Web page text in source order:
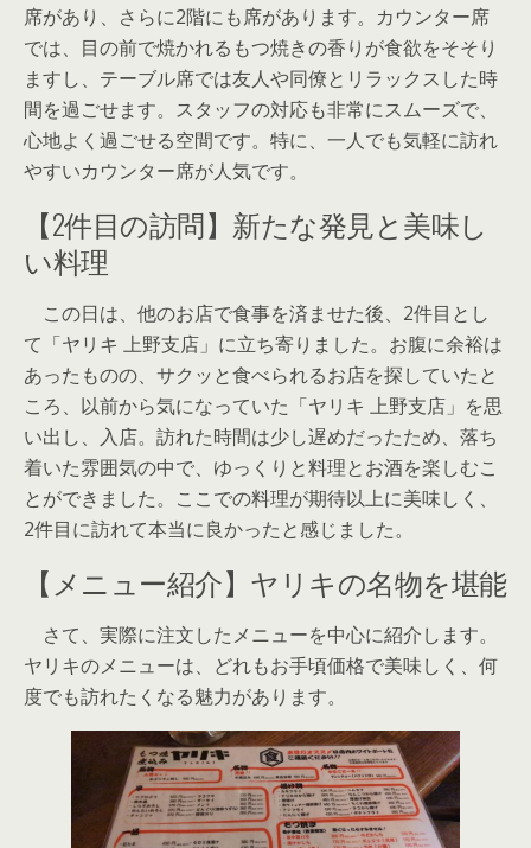
席があり、さらに2階にも席があります。カウンター席
では、目の前で焼かれるもつ焼きの香りが食欲をそそり
ますし、テーブル席では友人や同僚とリラックスした時
間を過ごせます。スタッフの対応も非常にスムーズで、
心地よく過ごせる空間です。特に、一人でも気軽に訪れ
やすいカウンター席が人気です。
【2件目の訪問】新たな発見と美味し
い料理
この日は、他のお店で食事を済ませた後、2件目とし
て「ヤリキ 上野支店」に立ち寄りました。お腹に余裕は
あったものの、サクッと食べられるお店を探していたと
ころ、以前から気になっていた「ヤリキ 上野支店」を思
い出し、入店。訪れた時間は少し遅めだったため、落ち
着いた雰囲気の中で、ゆっくりと料理とお酒を楽しむこ
とができました。ここでの料理が期待以上に美味しく、
2件目に訪れて本当に良かったと感じました。
【メニュー紹介】ヤリキの名物を堪能
さて、実際に注文したメニューを中心に紹介します。
ヤリキのメニューは、どれもお手頃価格で美味しく、何
度でも訪れたくなる魅力があります。